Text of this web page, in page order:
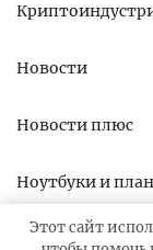
Новости
Новости плюс
Ноутбуки и
Этот сайт